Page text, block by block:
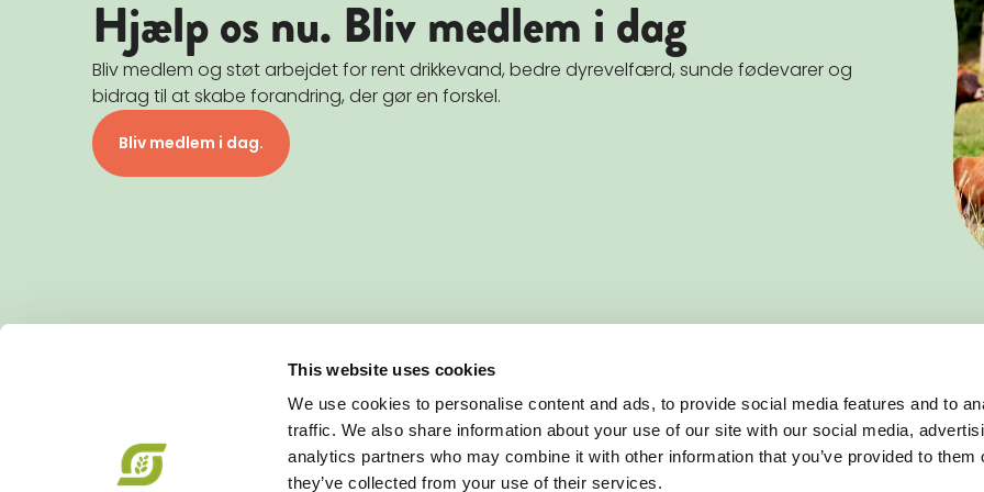
This website uses cookies
We use cookies to personalise content and ads, to provide social media features and to
traffic. We also share information about your use of our site with our social media,
analytics partners who may combine it with other information that you’ve provided to them
they’ve collected from your use of their services.
Hjælp os nu. Bliv medlem i dag
Bliv medlem og støt arbejdet for rent drikkevand, bedre dyrevelfærd, sunde fødevarer og
bidrag til at skabe forandring, der gør en forskel.
Bliv medlem i dag.
Økologisk Landsforening
Agro Food Park 26, 1 • 8200 Aarhus N
+45 87 32 27 00
info@okologi.dk
BLIV MEDLEM
Vær med i arbejdet for mere og bedre
økologi i Danmark
Bliv medlem af Økologisk